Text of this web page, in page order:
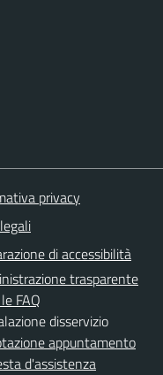
privacy
di accessibilità
trasparente
FAQ
disservizio
appuntamento
d'assistenza